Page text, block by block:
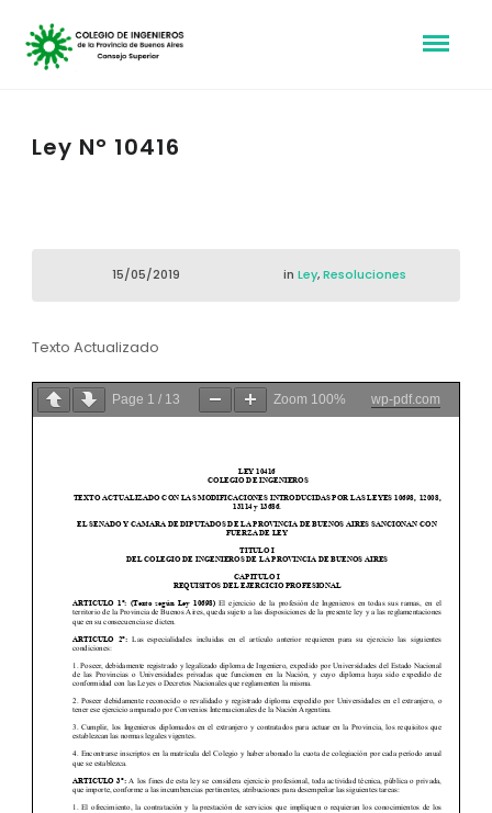
Ley N° 10416
15/05/2019 in Ley,Resoluciones
Texto Actualizado
Page 1 / 13 Zoom 100% wp-pdf.com